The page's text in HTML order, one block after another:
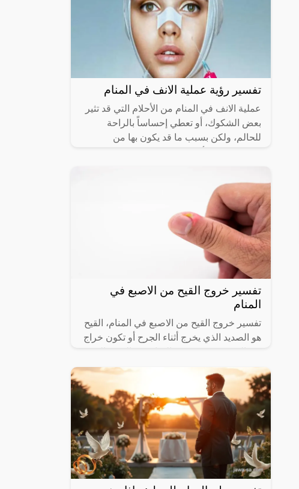
تفسير رؤية عملية الانف في المنام
عملية الانف في المنام من الأحلام التي قد تثير
بعض الشكوك، أو تعطي إحساساً بالراحة
للحالم، ولكن بسبب ما قد يكون بها من
تفسير خروج القيح من الاصبع في
المنام
تفسير خروج القيح من الاصبع في المنام، القيح
هو الصديد الذي يخرج أثناء الجرح أو تكون خراج
تشير إلى العديد من التفسيرات